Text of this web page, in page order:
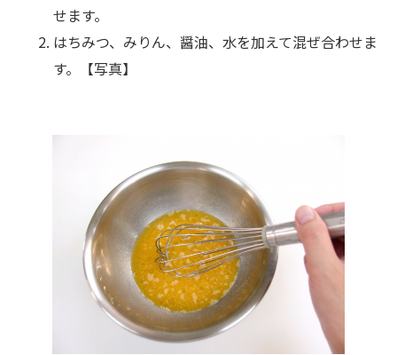
せます。
はちみつ、みりん、醤油、水を加えて混ぜ合わせま
す。【写真】